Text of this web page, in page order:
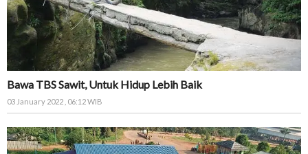
Bawa TBS Sawit, Untuk Hidup Lebih Baik
03 January 2022 , 06:12 WIB